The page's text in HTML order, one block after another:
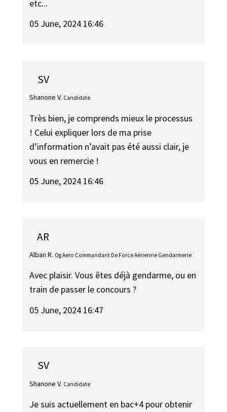
etc...
05 June, 2024 16:46
SV
Shanone V. Candidate
Très bien, je comprends mieux le processus
! Celui expliquer lors de ma prise
d’information n’avait pas été aussi clair, je
vous en remercie !
05 June, 2024 16:46
AR
Alban R. Og Aero Commandant De Force Aérienne Gendarmerie
Avec plaisir. Vous êtes déjà gendarme, ou en
train de passer le concours ?
05 June, 2024 16:47
SV
Shanone V. Candidate
Je suis actuellement en bac+4 pour obtenir